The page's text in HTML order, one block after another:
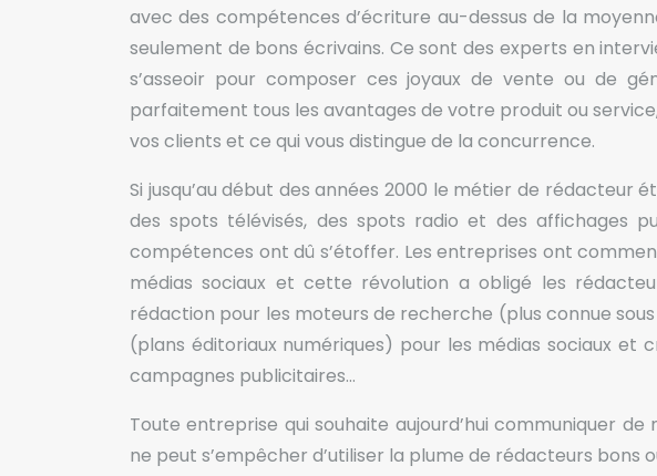
avec des compétences d’écriture au-dessus de la
seulement de bons écrivains. Ce sont des experts en
s’asseoir pour composer ces joyaux de vente ou de
parfaitement tous les avantages de votre produit ou
vos clients et ce qui vous distingue de la concurrence.
Si jusqu’au début des années 2000 le métier de rédacteur
des spots télévisés, des spots radio et des affichages
compétences ont dû s’étoffer. Les entreprises ont
médias sociaux et cette révolution a obligé les
rédaction pour les moteurs de recherche (plus connue
(plans éditoriaux numériques) pour les médias sociaux et
campagnes publicitaires…
Toute entreprise qui souhaite aujourd’hui communiquer
ne peut s’empêcher d’utiliser la plume de rédacteurs bons